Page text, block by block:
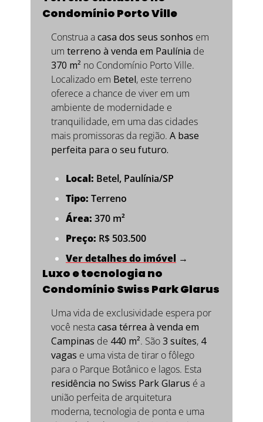
Condomínio Porto Ville
Construa a casa dos seus sonhos em
um terreno à venda em Paulínia
370 m² no Condomínio Porto Ville.
Localizado em Betel, este terreno
oferece a chance de viver em um
ambiente de modernidade e
tranquilidade, em uma das cidades
mais promissoras da região. A base
perfeita para o seu futuro.
Local: Betel, Paulínia/SP
Tipo: Terreno
Área: 370 m²
Preço: R$ 503.500
Ver detalhes do imóvel →
Luxo e tecnologia no
Condomínio Swiss Park Glarus
Uma vida de exclusividade espera por
você nesta casa térrea à venda em
Campinas de 440 m². São 3 suítes, 4
vagas e uma vista de tirar o fôlego
residência no Swiss Park Glarus é a
união perfeita de arquitetura
moderna, tecnologia de ponta e uma